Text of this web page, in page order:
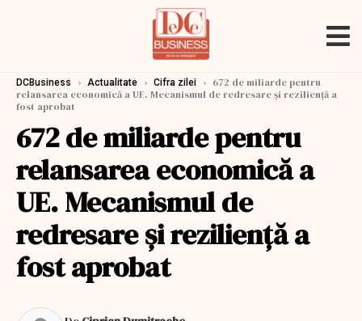
DCBusiness › Actualitate › Cifra zilei › 672 de miliarde pentru
relansarea economică a UE. Mecanismul de redresare şi rezilienţă a
fost aprobat
672 de miliarde pentru
relansarea economică a
UE. Mecanismul de
redresare şi rezilienţă a
fost aprobat